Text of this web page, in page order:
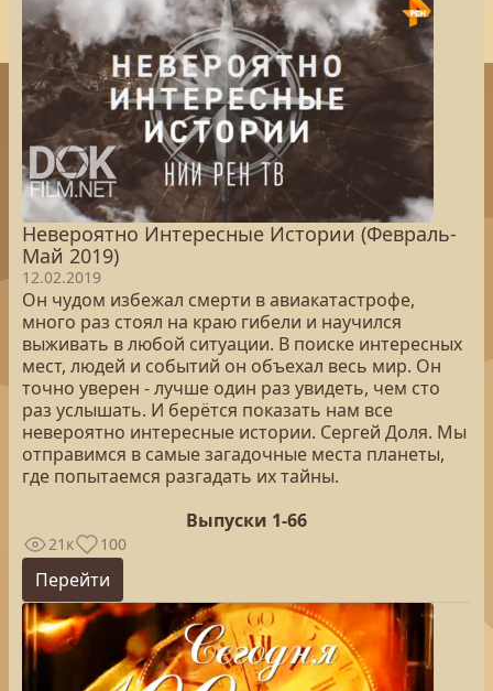
Невероятно Интересные Истории (Февраль-
Май 2019)
12.02.2019
Он чудом избежал смерти в авиакатастрофе,
много раз стоял на краю гибели и научился
выживать в любой ситуации. В поиске интересных
мест, людей и событий он объехал весь мир. Он
точно уверен - лучше один раз увидеть, чем сто
раз услышать. И берётся показать нам все
невероятно интересные истории. Сергей Доля. Мы
отправимся в самые загадочные места планеты,
где попытаемся разгадать их тайны.
Выпуски 1-66
21к 100
Перейти